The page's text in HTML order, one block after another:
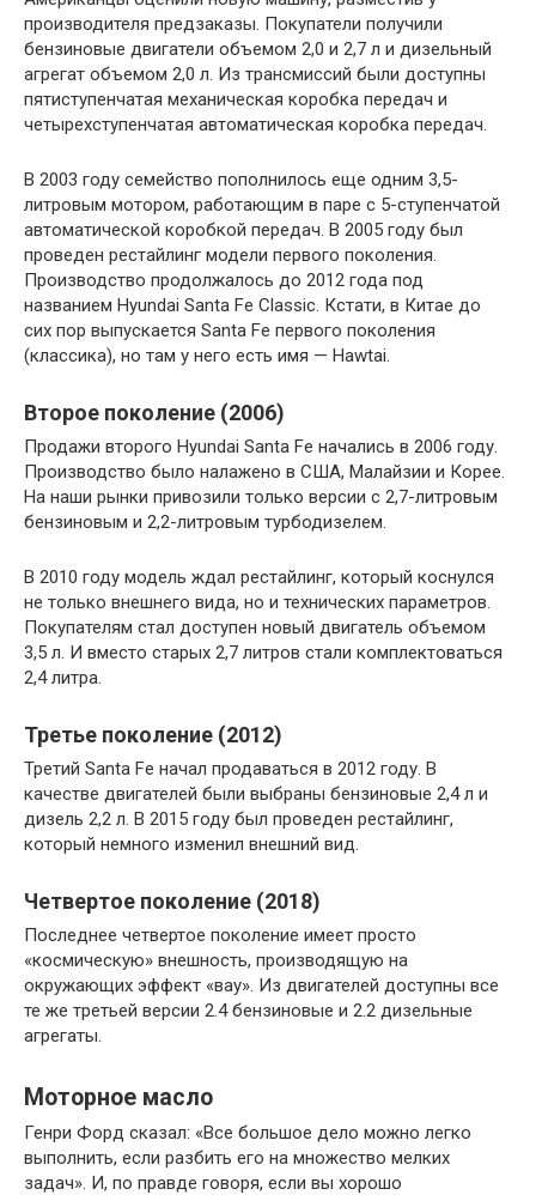
производителя предзаказы. Покупатели получили
бензиновые двигатели объемом 2,0 и 2,7 л и дизельный
агрегат объемом 2,0 л. Из трансмиссий были доступны
пятиступенчатая механическая коробка передач и
четырехступенчатая автоматическая коробка передач.
В 2003 году семейство пополнилось еще одним 3,5-
литровым мотором, работающим в паре с 5-ступенчатой ​​
автоматической коробкой передач. В 2005 году был
проведен рестайлинг модели первого поколения.
Производство продолжалось до 2012 года под
названием Hyundai Santa Fe Classic. Кстати, в Китае до
сих пор выпускается Santa Fe первого поколения
(классика), но там у него есть имя — Hawtai.
Второе поколение (2006)
Продажи второго Hyundai Santa Fe начались в 2006 году.
Производство было налажено в США, Малайзии и Корее.
На наши рынки привозили только версии с 2,7-литровым
бензиновым и 2,2-литровым турбодизелем.
В 2010 году модель ждал рестайлинг, который коснулся
не только внешнего вида, но и технических параметров.
Покупателям стал доступен новый двигатель объемом
3,5 л. И вместо старых 2,7 литров стали комплектоваться
2,4 литра.
Третье поколение (2012)
Третий Santa Fe начал продаваться в 2012 году. В
качестве двигателей были выбраны бензиновые 2,4 л и
дизель 2,2 л. В 2015 году был проведен рестайлинг,
который немного изменил внешний вид.
Четвертое поколение (2018)
Последнее четвертое поколение имеет просто
«космическую» внешность, производящую на
окружающих эффект «вау». Из двигателей доступны все
те же третьей версии 2.4 бензиновые и 2.2 дизельные
агрегаты.
Моторное масло
Генри Форд сказал: «Все большое дело можно легко
выполнить, если разбить его на множество мелких
задач». И, по правде говоря, если вы хорошо